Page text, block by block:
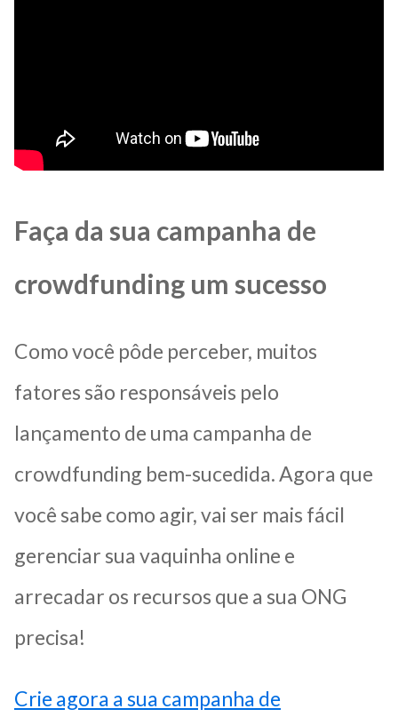
Faça da sua campanha de
crowdfunding um sucesso
Como você pôde perceber, muitos
fatores são responsáveis pelo
lançamento de uma campanha de
crowdfunding bem-sucedida. Agora que
você sabe como agir, vai ser mais fácil
gerenciar sua vaquinha online e
arrecadar os recursos que a sua ONG
precisa!
Crie agora a sua campanha de